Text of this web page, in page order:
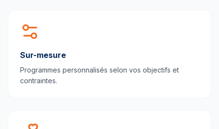
Sur-mesure
Programmes personnalisés selon vos objectifs et
contraintes.